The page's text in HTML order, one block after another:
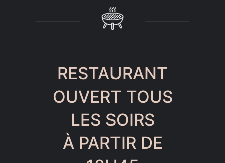
RESTAURANT
OUVERT TOUS
LES SOIRS
À PARTIR DE